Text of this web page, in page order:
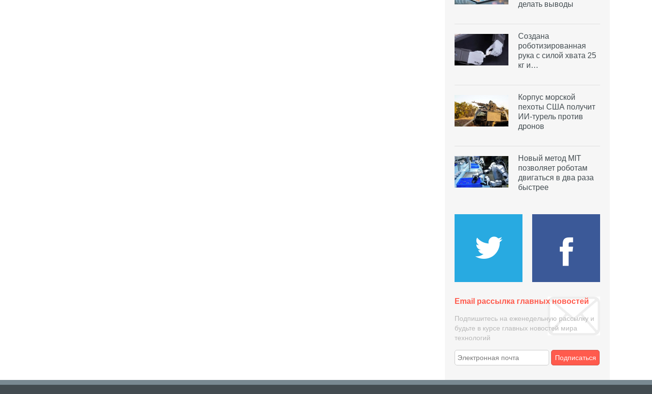
делать выводы
Создана
роботизированная
рука с силой хвата 25
кг и…
Корпус морской
пехоты США получит
ИИ-турель против
дронов
Новый метод MIT
позволяет роботам
двигаться в два раза
быстрее
Email рассылка главных новостей
Подпишитесь на еженедельную рассылку и
будьте в курсе главных новостей мира
технологий
Подписаться